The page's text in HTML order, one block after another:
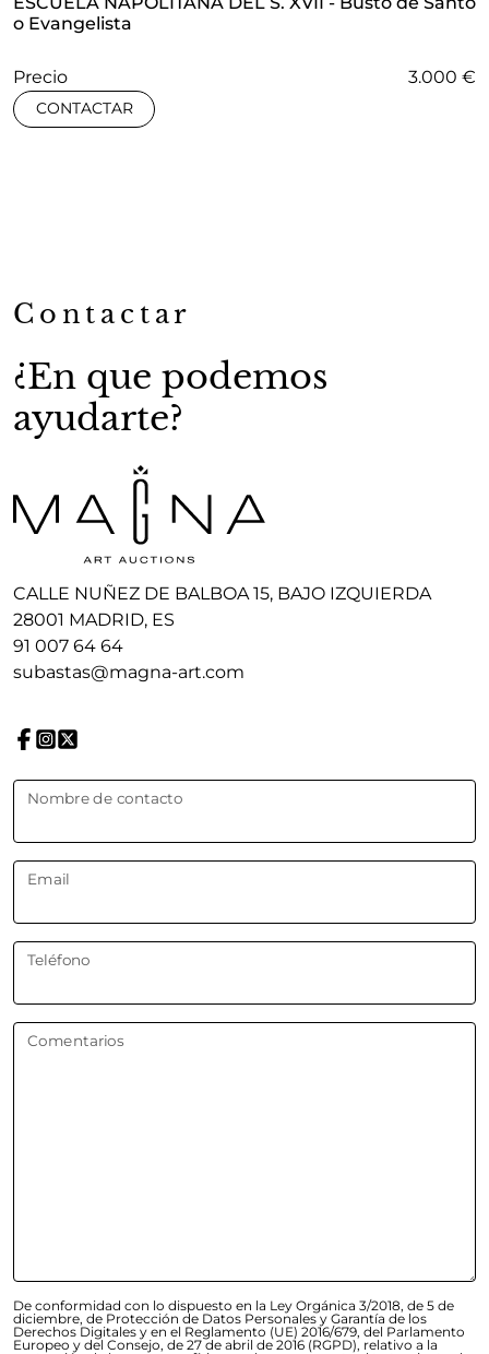
o Evangelista
Precio 3.000 €
CONTACTAR
Contactar
¿En que podemos
ayudarte?
CALLE NUÑEZ DE BALBOA 15, BAJO IZQUIERDA
28001 MADRID, ES
91 007 64 64
subastas@magna-art.com
Nombre de contacto
Email
Teléfono
Comentarios
De conformidad con lo dispuesto en la Ley Orgánica 3/2018, de 5 de
diciembre, de Protección de Datos Personales y Garantía de los
Derechos Digitales y en el Reglamento (UE) 2016/679, del Parlamento
Europeo y del Consejo, de 27 de abril de 2016 (RGPD), relativo a la